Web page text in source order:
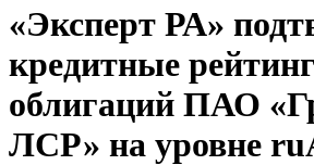
«Эксперт РА»
кредитные
облигаций ПАО
ЛСР» на уровне